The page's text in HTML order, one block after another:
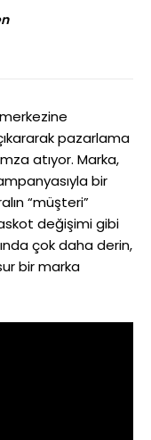
pazarlama
atıyor. Marka,
bir
“müşteri”
değişimi gibi
çok daha derin,
bir marka